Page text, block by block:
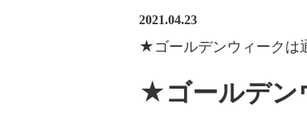
2021.04.23
★ゴールデンウィークは
★ゴールデン